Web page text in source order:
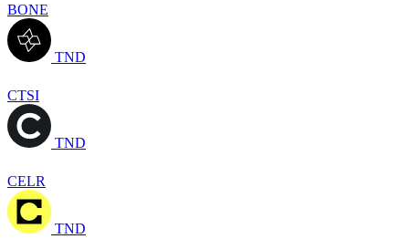
BONE
TND
CTSI
TND
CELR
TND